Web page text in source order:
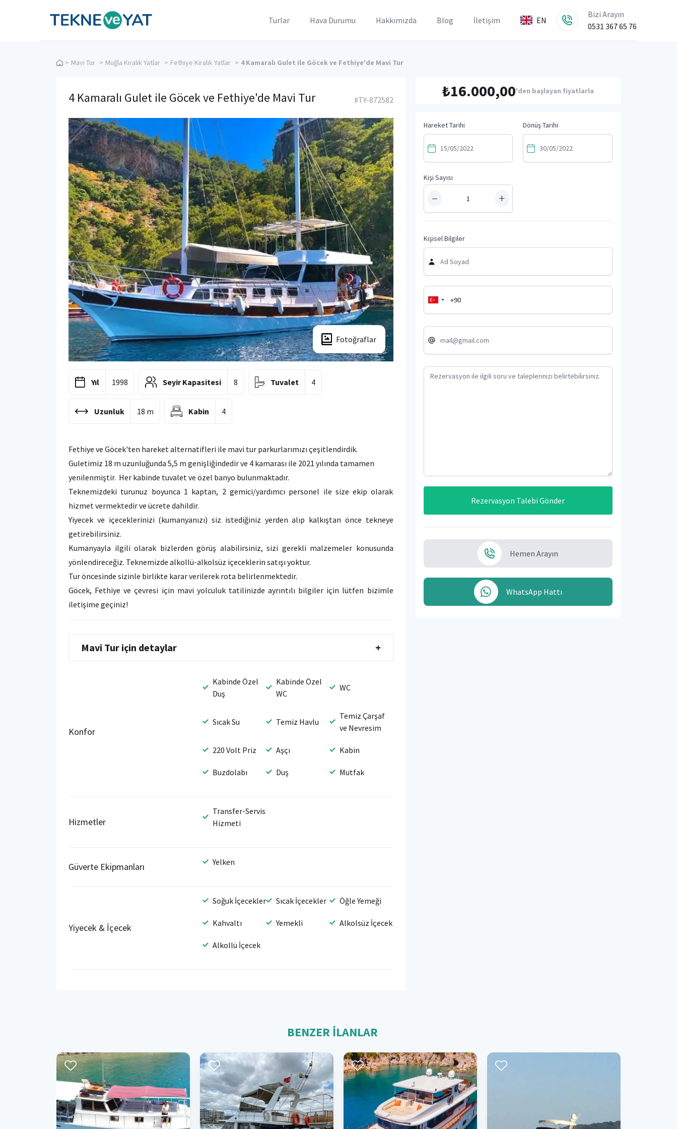
Tekne ve Yat Turlar Hava Durumu Hakkımızda Blog İletişim EN
Bizi Arayın
0531 367 65 76
> Mavi Tur > Muğla Kiralık Yatlar > Fethiye Kiralık Yatlar > 4 Kamaralı Gulet ile Göcek ve Fethiye'de Mavi Tur
4 Kamaralı Gulet ile Göcek ve Fethiye'de Mavi Tur #TY-872582
Fotoğraflar
Yıl 1998 Seyir Kapasitesi 8 Tuvalet 4
Uzunluk 18 m Kabin 4
Fethiye ve Göcek'ten hareket alternatifleri ile mavi tur parkurlarımızı çeşitlendirdik.
Guletimiz 18 m uzunluğunda 5,5 m genişliğindedir ve 4 kamarası ile 2021 yılında tamamen
yenilenmiştir. Her kabinde tuvalet ve özel banyo bulunmaktadır.
Teknemizdeki turunuz boyunca 1 kaptan, 2 gemici/yardımcı personel ile size ekip olarak
hizmet vermektedir ve ücrete dahildir.
Yiyecek ve içeceklerinizi (kumanyanızı) siz istediğiniz yerden alıp kalkıştan önce tekneye
getirebilirsiniz.
Kumanyayla ilgili olarak bizlerden görüş alabilirsiniz, sizi gerekli malzemeler konusunda
yönlendireceğiz. Teknemizde alkollü-alkolsüz içeceklerin satışı yoktur.
Tur öncesinde sizinle birlikte karar verilerek rota belirlenmektedir.
Göcek, Fethiye ve çevresi için mavi yolculuk tatilinizde ayrıntılı bilgiler için lütfen bizimle
iletişime geçiniz!
Mavi Tur için detaylar +
Konfor
Kabinde Özel
Duş
Kabinde Özel
WC
WC
Sıcak Su Temiz Havlu
Temiz Çarşaf
ve Nevresim
220 Volt Priz Aşçı Kabin
Buzdolabı Duş Mutfak
Hizmetler
Transfer-Servis
Hizmeti
Güverte Ekipmanları Yelken
Yiyecek & İçecek
Soğuk İçecekler Sıcak İçecekler Öğle Yemeği
Kahvaltı Yemekli Alkolsüz İçecek
Alkollü İçecek
₺16.000,00'den başlayan fiyatlarla
Hareket Tarihi Dönüş Tarihi
Kişi Sayısı
− +
Kişisel Bilgiler
Rezervasyon Talebi Gönder
Hemen Arayın
WhatsApp Hattı
BENZER İLANLAR